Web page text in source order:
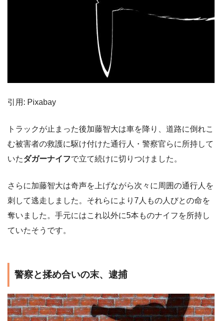
引用: Pixabay
トラックが止まった後加藤智大は車を降り、道路に倒れこ
む被害者の救護に駆け付けた通行人・警察官らに所持して
いたダガーナイフで立て続けに切りつけました。
さらに加藤智大は奇声を上げながら次々に周囲の通行人を
刺して逃走しました。それらにより7人もの人びとの命を
奪いました。手元にはこれ以外に5本ものナイフを所持し
ていたそうです。
警察と揉め合いの末、逮捕